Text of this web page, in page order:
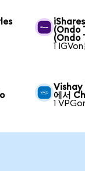
(Ondo
(Ondo
1
Vishay
에서
1